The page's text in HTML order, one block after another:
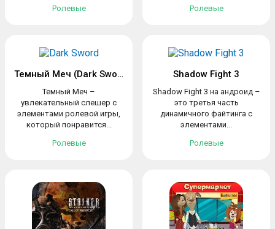
Ролевые Ролевые
Темный Меч (Dark Sword)
Темный Меч –
увлекательный слешер с
элементами ролевой игры,
который понравится...
Ролевые
Shadow Fight 3
Shadow Fight 3 на андроид –
это третья часть
динамичного файтинга с
элементами...
Ролевые